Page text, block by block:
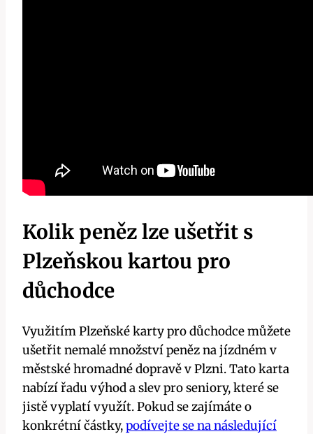
Kolik peněz lze ušetřit s
Plzeňskou kartou pro
důchodce
Využitím Plzeňské karty pro důchodce můžete
ušetřit nemalé množství peněz na jízdném v
městské hromadné dopravě v Plzni. Tato karta
nabízí řadu výhod a slev pro seniory, které se
jistě vyplatí využít. Pokud se zajímáte o
konkrétní částky,podívejte se na následující